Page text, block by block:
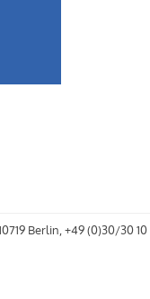
Berlin, +49 (0)30/30